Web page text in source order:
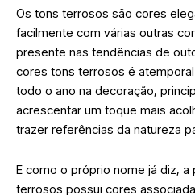
Os tons terrosos são cores
facilmente com várias outras
presente nas tendências de
cores tons terrosos é
todo o ano na decoração,
acrescentar um toque mais
trazer referências da natureza
E como o próprio nome já diz,
terrosos possui cores